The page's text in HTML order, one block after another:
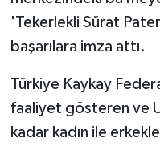
'Tekerlekli Sürat
başarılara imza attı.
Türkiye Kaykay
faaliyet gösteren ve
kadar kadın ile